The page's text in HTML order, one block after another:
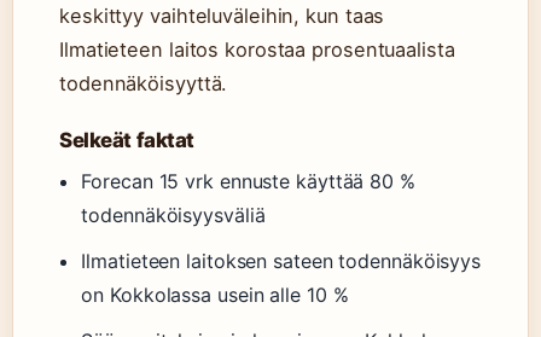
keskittyy vaihteluväleihin, kun taas
Ilmatieteen laitos korostaa prosentuaalista
todennäköisyyttä.
Selkeät faktat
Forecan 15 vrk ennuste käyttää 80 %
todennäköisyysväliä
Ilmatieteen laitoksen sateen todennäköisyys
on Kokkolassa usein alle 10 %